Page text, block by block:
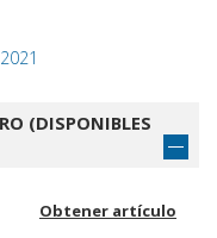
(DISPONIBLES
Obtener artículo